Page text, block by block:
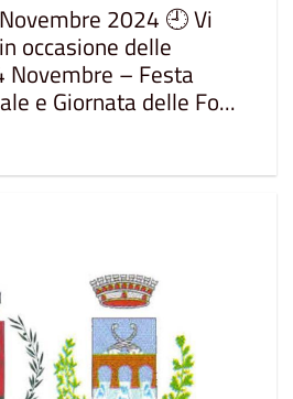
2024 🕘 Vi
occasione delle
Novembre – Festa
e Giornata delle Fo...